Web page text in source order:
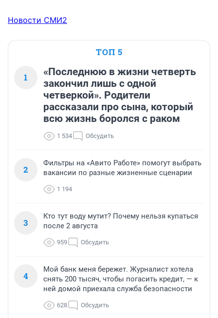
Новости СМИ2
ТОП 5
1
«Последнюю в жизни четверть
закончил лишь с одной
четверкой». Родители
рассказали про сына, который
всю жизнь боролся с раком
1 534 Обсудить
2
Фильтры на «Авито Работе» помогут выбрать
вакансии по разные жизненные сценарии
1 194
3
Кто тут воду мутит? Почему нельзя купаться
после 2 августа
959 Обсудить
4
Мой банк меня бережет. Журналист хотела
снять 200 тысяч, чтобы погасить кредит, — к
ней домой приехала служба безопасности
628 Обсудить